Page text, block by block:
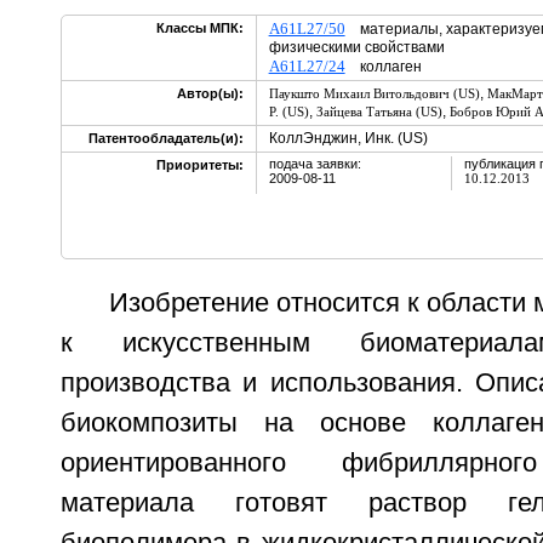
Классы МПК: A61L27/50 материалы,
физическими свойствами
A61L27/24коллаген
Автор(ы): Паукшто Михаил Витольдович (US),
Р. (US), Зайцева Татьяна (US), Бобров Юрий
Патентообладатель(и):
КоллЭнджин, Инк. (US)
Приоритеты:
подача заявки:
2009-08-11
публикация
10.12.2013
Изобретение относится к
к искусственным
производства и использования.
биокомпозиты на основе
ориентированного
материала готовят раствор